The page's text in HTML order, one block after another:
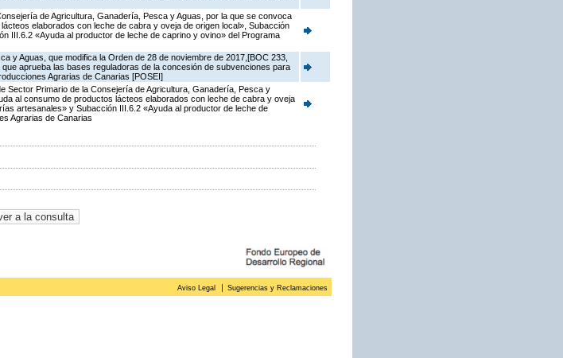
de Agricultura, Ganadería, Pesca y Aguas, por la que se convoca
elaborados con leche de cabra y oveja de origen local», Subacción
III.6.2 «Ayuda al productor de leche de caprino y ovino» del Programa
y Aguas, que modifica la Orden de 28 de noviembre de 2017,[BOC 233,
aprueba las bases reguladoras de la concesión de subvenciones para
Agrarias de Canarias [POSEI]
Sector Primario de la Consejería de Agricultura, Ganadería, Pesca y
al consumo de productos lácteos elaborados con leche de cabra y oveja
artesanales» y Subacción III.6.2 «Ayuda al productor de leche de
Agrarias de Canarias
Aviso Legal Sugerencias y Reclamaciones